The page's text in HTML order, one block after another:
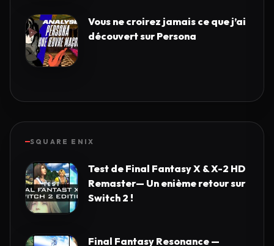
Vous ne croirez jamais ce que j’ai
découvert sur Persona
SQUARE ENIX
Test de Final Fantasy X & X-2 HD
Remaster— Un enième retour sur
Switch 2 !
Final Fantasy Resonance —